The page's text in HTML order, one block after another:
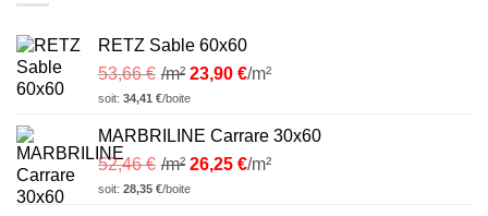
RETZ Sable 60x60
53,66€ /m² 23,90 €/m²
soit: 34,41 €/boite
MARBRILINE Carrare 30x60
52,46€ /m² 26,25 €/m²
soit: 28,35 €/boite